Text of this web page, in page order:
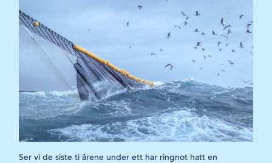
Ser vi de siste ti årene under ett har ringnot hatt en